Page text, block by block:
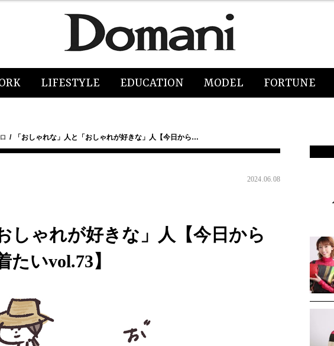
LIFESTYLE EDUCATION MODEL FORTUNE
「おしゃれな」人と「おしゃれが好きな」人【今日から…
2024.06.08
しゃれが好きな」人【今日から
いvol.73】